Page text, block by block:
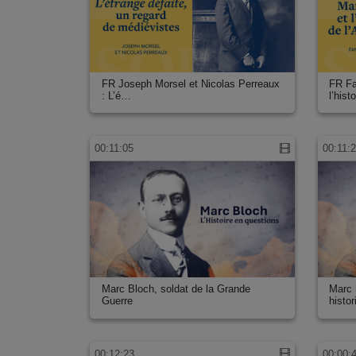
FR Joseph Morsel et Nicolas Perreaux
: L’é…
FR
00:11:05
Marc Bloch, soldat de la Grande
Guerre
Marc